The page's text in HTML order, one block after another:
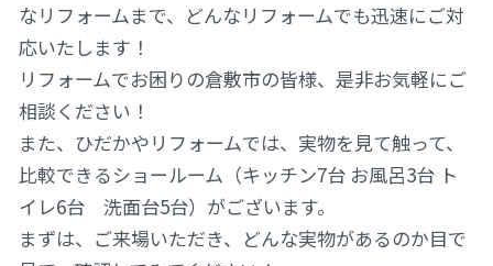
なリフォームまで、どんなリフォームでも迅速にご対
応いたします！
リフォームでお困りの倉敷市の皆様、是非お気軽にご
相談ください！
また、ひだかやリフォームでは、実物を見て触って、
比較できるショールーム（キッチン7台 お風呂3台 ト
イレ6台 洗面台5台）がございます。
まずは、ご来場いただき、どんな実物があるのか目で